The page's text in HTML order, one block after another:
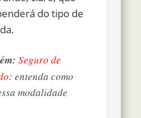
do tipo de
Seguro de
: entenda como
modalidade